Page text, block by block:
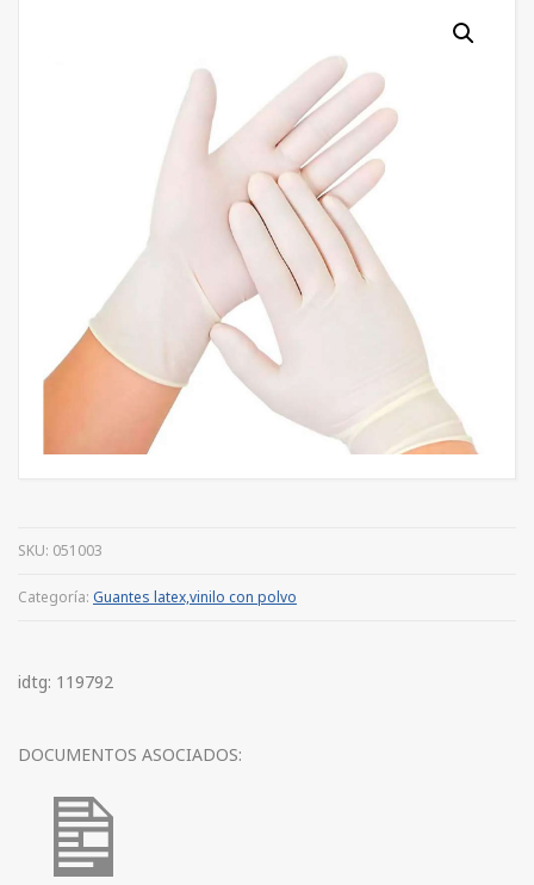
SKU: 051003
Categoría: Guantes latex,vinilo con polvo
idtg: 119792
DOCUMENTOS ASOCIADOS: